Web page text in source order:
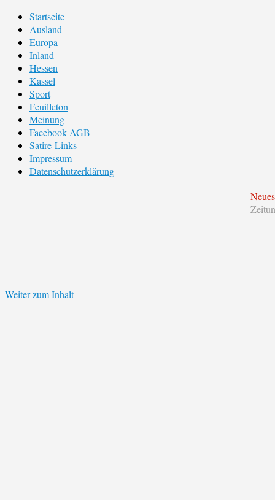
Startseite
Ausland
Europa
Inland
Hessen
Kassel
Sport
Feuilleton
Meinung
Facebook-AGB
Satire-Links
Impressum
Datenschutzerklärung
Weiter zum Inhalt